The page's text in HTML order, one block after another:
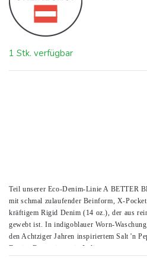
1 Stk. verfügbar
Teil unserer Eco-Denim-Linie A BETTER
mit schmal zulaufender Beinform, X-
kräftigem Rigid Denim (14 oz.), der aus
gewebt ist. In indigoblauer Worn-
den Achtziger Jahren inspiriertem Salt 'n
Denim-Expert:innen in Italien.